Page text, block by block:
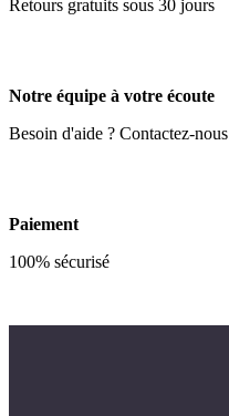
Retours gratuits sous 30 jours
Notre équipe à votre écoute
Besoin d'aide ? Contactez-nous
Paiement
100% sécurisé